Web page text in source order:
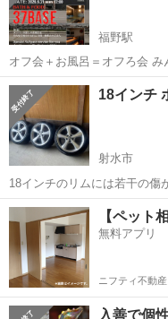
福野駅
オフ会＋お風呂＝オフろ会
くるだけの集まりです。毎月
毎回5人～10人ぐらい集まり
何人かいらっしゃいます。 ...
富山 南砺市 福野駅
18インチ
射水市
18インチのリムには若干の傷
す。20.000
富山 射水市 その他
【ペット
無料アプリ
ニフティ不動産
入善で個